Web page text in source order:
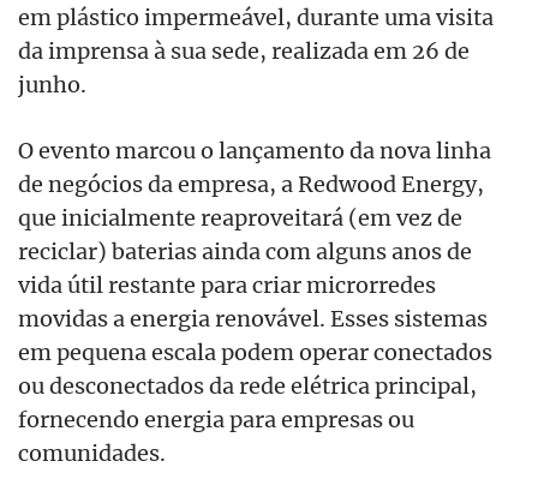
em plástico impermeável, durante uma visita
da imprensa à sua sede, realizada em 26 de
junho.
O evento marcou o lançamento da nova linha
de negócios da empresa, a Redwood Energy,
que inicialmente reaproveitará (em vez de
reciclar) baterias ainda com alguns anos de
vida útil restante para criar microrredes
movidas a energia renovável. Esses sistemas
em pequena escala podem operar conectados
ou desconectados da rede elétrica principal,
fornecendo energia para empresas ou
comunidades.